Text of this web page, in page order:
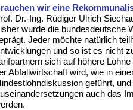
wir eine
Dr.-Ing. Rüdiger Ulrich
wurde die bundesdeutsche
Jeder möchte natürlich
und so ist es nicht
sich auf höhere
Abfallwirtschaft wird, wie in
geführt,
auch das